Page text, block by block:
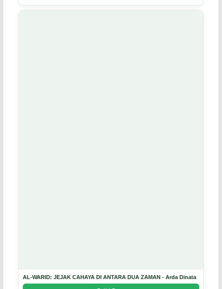
AL-WARID: JEJAK CAHAYA DI ANTARA DUA ZAMAN - Arda Dinata